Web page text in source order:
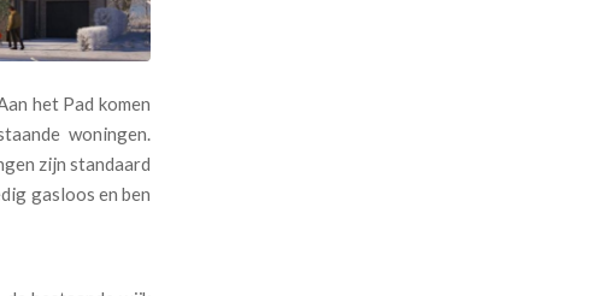
het Pad komen
woningen.
zijn standaard
gasloos en ben